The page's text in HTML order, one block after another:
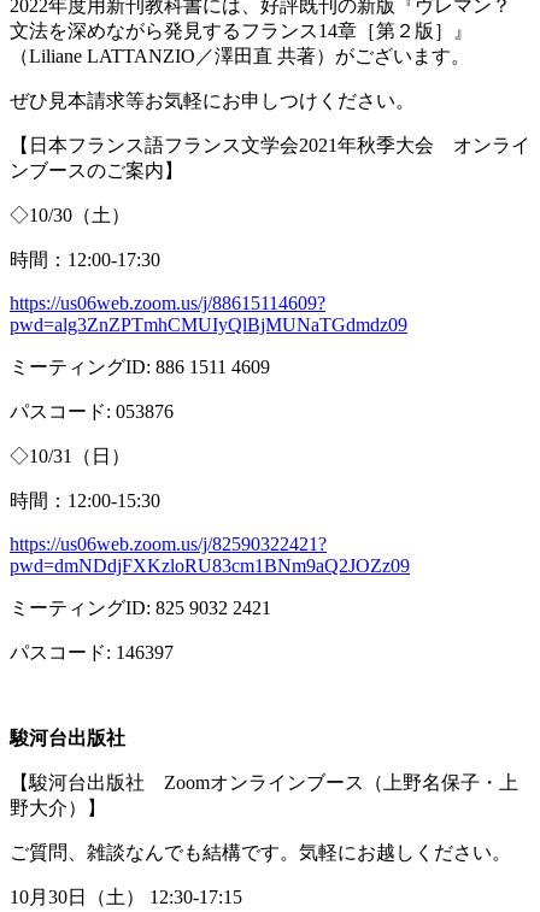
2022年度用新刊教科書には、好評既刊の新版『ヴレマン？
文法を深めながら発見するフランス14章［第２版］』
（Liliane LATTANZIO ／澤田直 共著）がございます。
ぜひ見本請求等お気軽にお申しつけください。
【日本フランス語フランス文学会2021年秋季大会 オンライ
ンブースのご案内】
◇10/30 （土）
時間： 12:00-17:30
https://us06web.zoom.us/j/88615114609?
pwd=alg3ZnZPTmhCMUIyQlBjMUNaTGdmdz09
ミーティングID: 886 1511 4609
パスコード: 053876
◇10/31 （日）
時間： 12:00-15:30
https://us06web.zoom.us/j/82590322421?
pwd=dmNDdjFXKzloRU83cm1BNm9aQ2JOZz09
ミーティングID: 825 9032 2421
パスコード: 146397
駿河台出版社
【駿河台出版社 Zoomオンラインブース（上野名保子・上
野大介）】
ご質問、雑談なんでも結構です。気軽にお越しください。
10月 30日（土） 12:30-17:15